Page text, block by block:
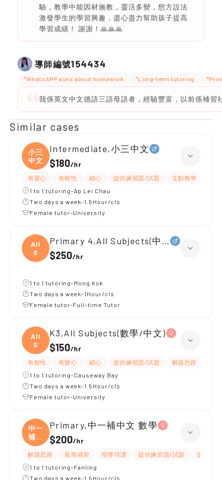
驗，教學中能因材施教，靈活多變，想方設法
激發學生的學習興趣，盡心盡力幫助孩子提高
學習成績！ 謝謝！🙏🙏🙏
導師編號154434
*WhatsAPP asks about homework *Long-term tutoring
我係英文中文德語三語母語者，經驗豐富，以前係補習
Similar cases
小三
中文
Intermediate,小三中文
$180/hr
有愛心 有耐性 細心 提供練習題/試題 互動教學
1 to 1 tutoring-Ap Lei Chau
Two days a week-1.5Hour/cls
Female tutor-University
All
S
Primary 4,All Subjects(中文數學)
$250/hr
1 to 1 tutoring-Mong Kok
Two days a week-1Hour/cls
Female tutor-Full-time Tutor
All
S
K3,All Subjects(數學/中文)
$150/hr
有耐性 有愛心 細心 提供練習題/試題 解題思路
1 to 1 tutoring-Causeway Bay
Two days a week-1.5Hour/cls
Female tutor-University
中一
補中
文
Primary,中一補中文 數學
$200/hr
解題思路 長期補習 指導功課 提供練習題/試題
提供筆記
1 to 1 tutoring-Fanling
Two days a week-1.5Hour/cls